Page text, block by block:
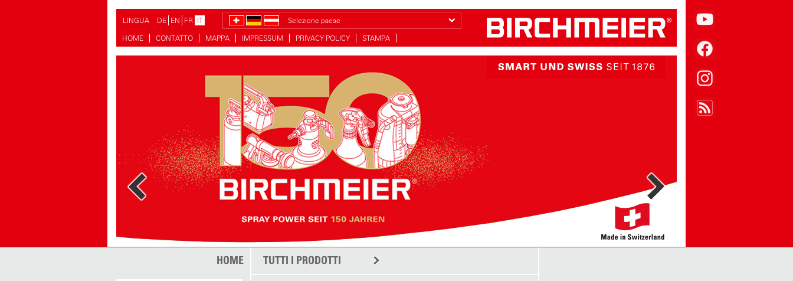
LINGUA DE EN FR IT
Selezione paese
HOME
CONTATTO MAPPA IMPRESSUM PRIVACY POLICY STAMPA
HOME TUTTI I PRODOTTI